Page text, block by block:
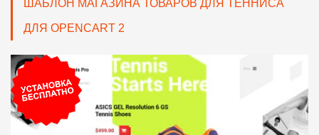
ШАБЛОН МАГАЗИНА ТОВАРОВ ДЛЯ ТЕННИСА
ДЛЯ OPENCART 2